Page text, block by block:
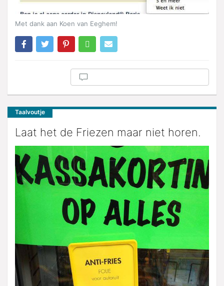
Met dank aan Koen van Eeghem!
Taalvoutje
Laat het de Friezen maar niet horen.